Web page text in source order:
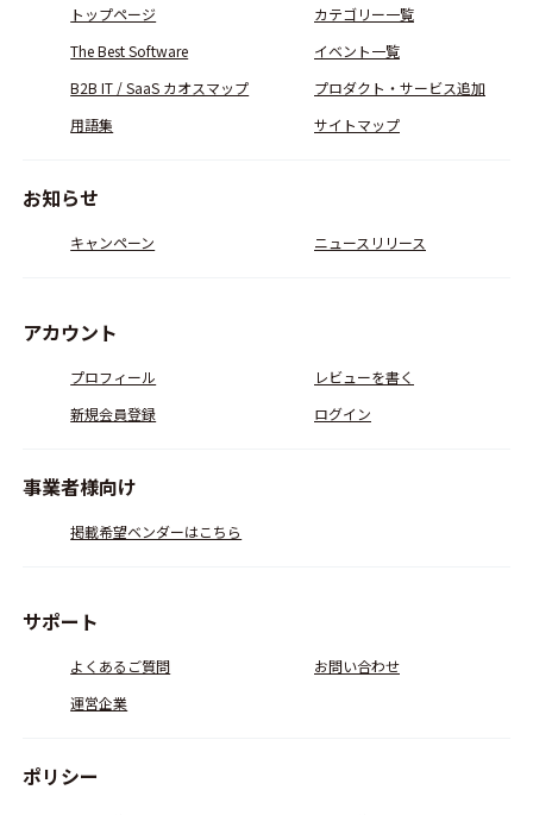
トップページ
カテゴリー一覧
The Best Software
イベント一覧
B2B IT / SaaS カオスマップ
プロダクト・サービス追加
用語集
サイトマップ
お知らせ
キャンペーン ニュースリリース
アカウント
プロフィール
レビューを書く
新規会員登録
ログイン
事業者様向け
掲載希望ベンダーはこちら
サポート
よくあるご質問
お問い合わせ
運営企業
ポリシー